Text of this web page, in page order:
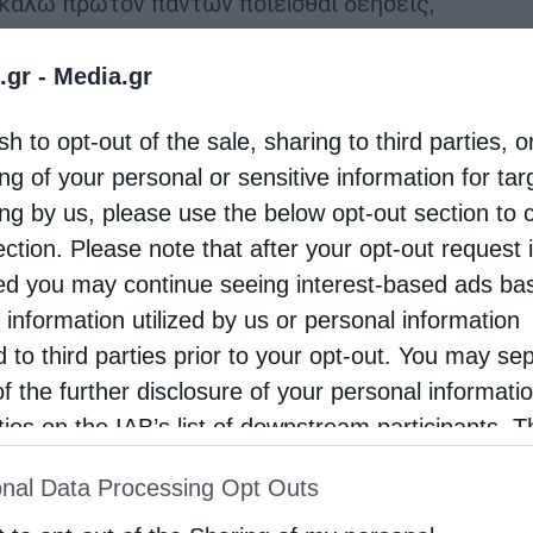
- Media.gr
to opt-out of the sale, sharing to third parties,
of your personal or sensitive information for
by us, please use the below opt-out section to
Please note that after your opt-out request
you may continue seeing interest-based ads
information utilized by us or personal information
to third parties prior to your opt-out. You may
the further disclosure of your personal
on the IAB’s list of downstream participants.
of Downstream Participantsthat may further
Data Processing Opt Outs
ὑπὲρ βασιλέων καὶ πάντων τῶν ἐν
ὄντων, ἵνα ἤρεμον καὶ ἡσύχιον βίον …